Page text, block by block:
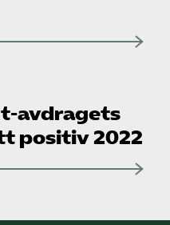
avdragets
positiv 2022